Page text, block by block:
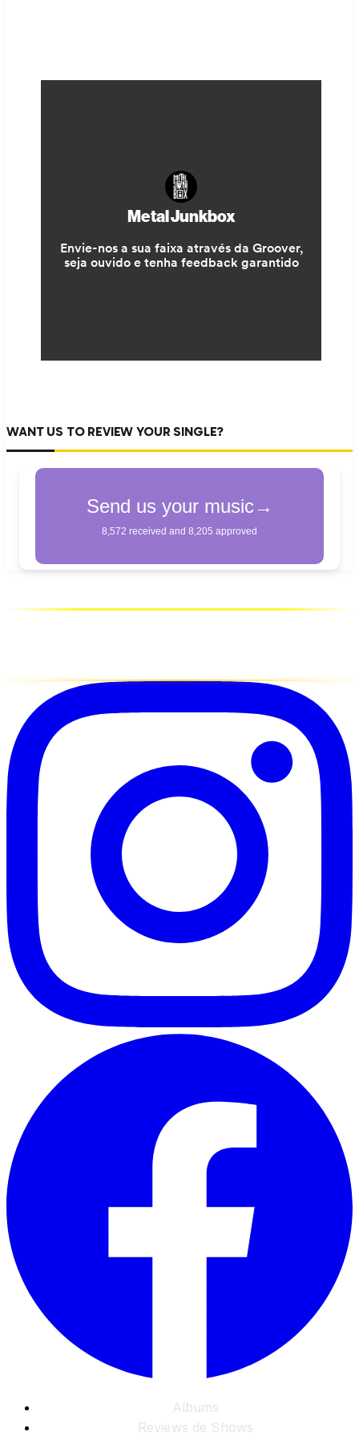
WANT US TO REVIEW YOUR SINGLE?
Albums
Reviews de Shows